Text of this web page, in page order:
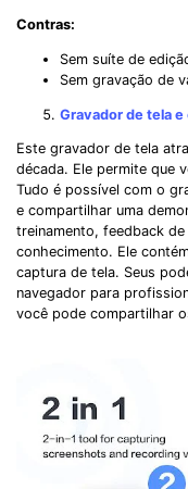
Contras:
Sem suíte de
Sem gravação de
Gravador de tela
Este gravador de tela
década. Ele permite que
Tudo é possível com o
e compartilhar uma
treinamento, feedback
conhecimento. Ele
captura de tela. Seus
navegador para
você pode compartilhar